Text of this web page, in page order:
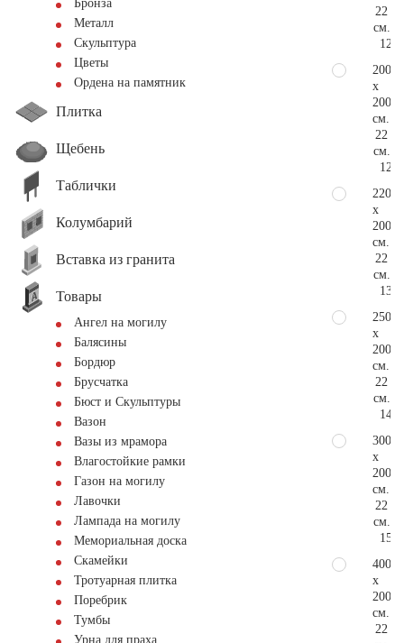
Бронза
Металл
Скульптура
Цветы
Ордена на памятник
Плитка
Щебень
Таблички
Колумбарий
Вставка из гранита
Товары
Ангел на могилу
Балясины
Бордюр
Брусчатка
Бюст и Скульптуры
Вазон
Вазы из мрамора
Влагостойкие рамки
Газон на могилу
Лавочки
Лампада на могилу
Мемориальная доска
Скамейки
Тротуарная плитка
Поребрик
Тумбы
Урна для праха
22
см.
200
x
200
см.
22
см.
220
x
200
см.
22
см.
250
x
200
см.
22
см.
300
x
200
см.
22
см.
400
x
200
см.
22